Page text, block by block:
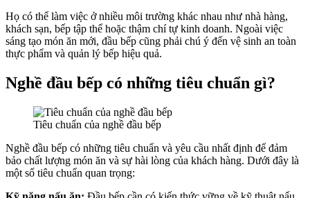
Họ có thể làm việc ở nhiều môi trường khác nhau như nhà hàng,
khách sạn, bếp tập thể hoặc thậm chí tự kinh doanh. Ngoài việc
sáng tạo món ăn mới, đầu bếp cũng phải chú ý đến vệ sinh an toàn
thực phẩm và quản lý bếp hiệu quả.
Nghề đầu bếp có những tiêu chuẩn gì?
Tiêu chuẩn của nghề đầu bếp
Nghề đầu bếp có những tiêu chuẩn và yêu cầu nhất định để đảm
bảo chất lượng món ăn và sự hài lòng của khách hàng. Dưới đây là
một số tiêu chuẩn quan trọng: